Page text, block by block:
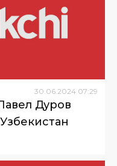
30.06.2024 07:29
Дуров